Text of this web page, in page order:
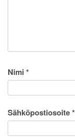
Nimi *
Sähköpostiosoite*